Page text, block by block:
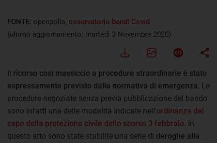
FONTE: openpolis, osservatorio bandi Covid
(ultimo aggiornamento: martedì 3 Novembre 2020)
Il ricorso così massiccio a procedure straordinarie è stato
espressamente previsto dalla normativa di emergenza . Le
procedure negoziate senza previa pubblicazione del bando
sono infatti una delle modalità indicate nell'ordinanza del
capo della protezione civile dello scorso 3 febbraio . In
questo atto sono state stabilite una serie di deroghe alla